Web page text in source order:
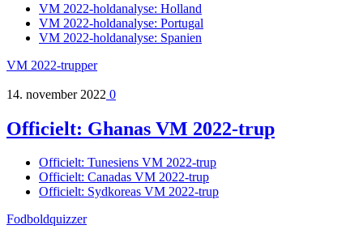
VM 2022-holdanalyse: Holland
VM 2022-holdanalyse: Portugal
VM 2022-holdanalyse: Spanien
VM 2022-trupper
14. november 2022 0
Officielt: Ghanas VM 2022-trup
Officielt: Tunesiens VM 2022-trup
Officielt: Canadas VM 2022-trup
Officielt: Sydkoreas VM 2022-trup
Fodboldquizzer